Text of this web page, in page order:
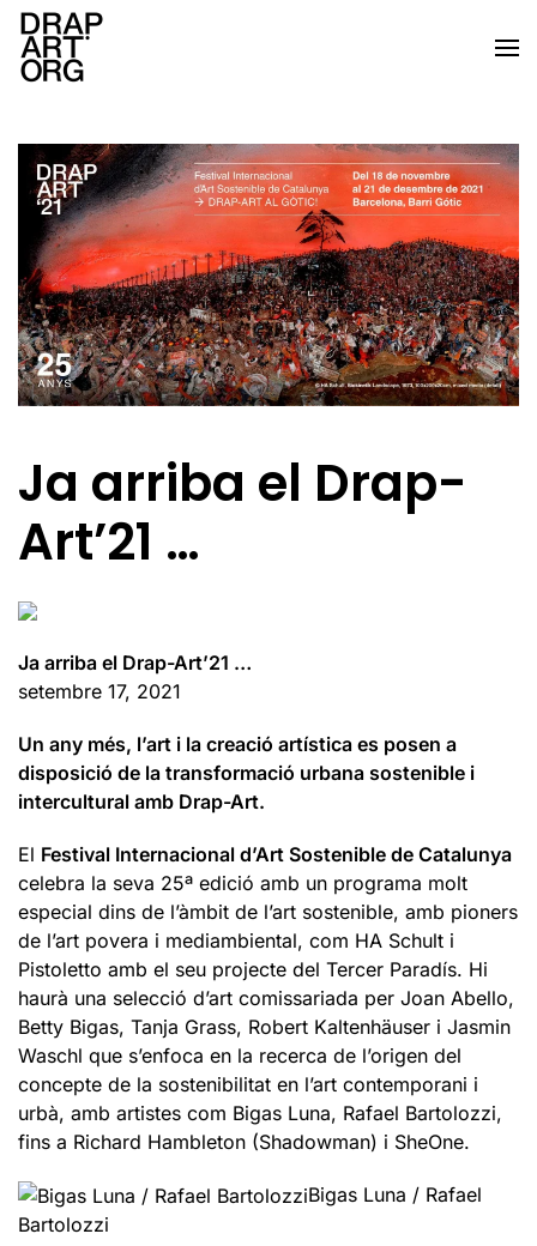
Skip to main content
Ja arriba el Drap-
Art’21 …
Ja arriba el Drap-Art’21 …
setembre 17, 2021
Un any més, l’art i la creació artística es posen a
disposició de la transformació urbana sostenible i
intercultural amb Drap-Art.
El Festival Internacional d’Art Sostenible de Catalunya
celebra la seva 25ª edició amb un programa molt
especial dins de l’àmbit de l’art sostenible, amb pioners
de l’art povera i mediambiental, com HA Schult i
Pistoletto amb el seu projecte del Tercer Paradís. Hi
haurà una selecció d’art comissariada per Joan Abello,
Betty Bigas, Tanja Grass, Robert Kaltenhäuser i Jasmin
Waschl que s’enfoca en la recerca de l’origen del
concepte de la sostenibilitat en l’art contemporani i
urbà, amb artistes com Bigas Luna, Rafael Bartolozzi,
fins a Richard Hambleton (Shadowman) i SheOne.
Bigas Luna / Rafael
Bartolozzi